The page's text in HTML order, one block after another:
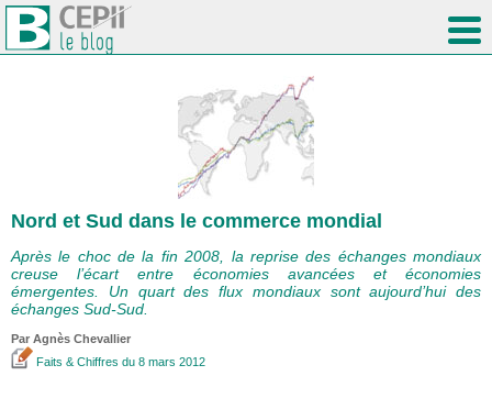
Nord et Sud dans le commerce mondial
Après le choc de la fin 2008, la reprise des échanges mondiaux
creuse l’écart entre économies avancées et économies
émergentes. Un quart des flux mondiaux sont aujourd’hui des
échanges Sud-Sud.
Par Agnès Chevallier
Faits & Chiffres du 8 mars 2012